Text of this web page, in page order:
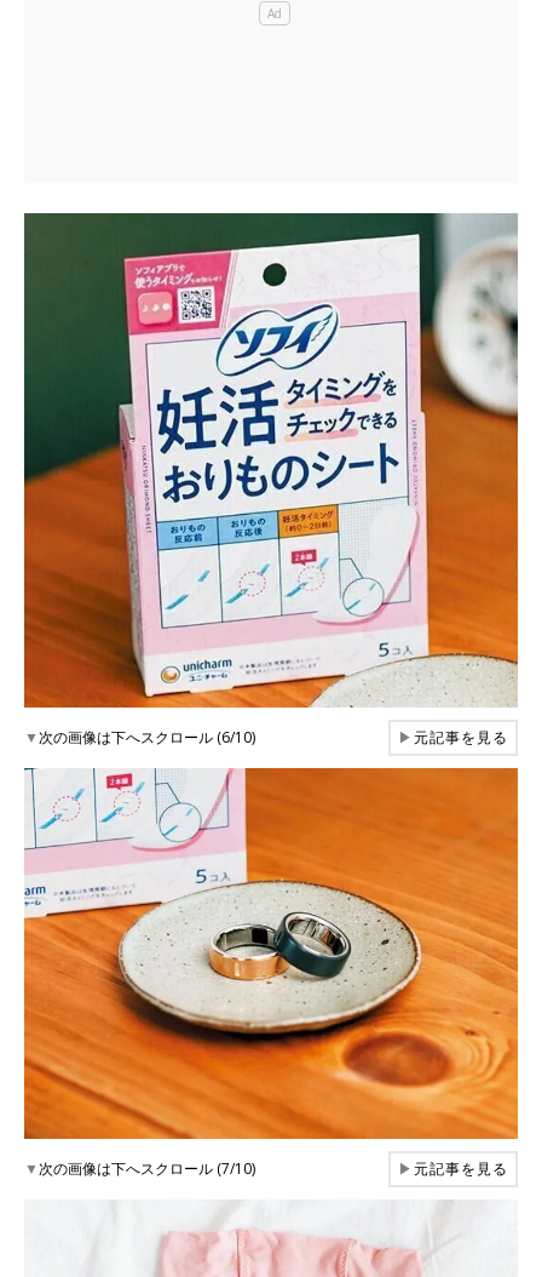
▼次の画像は下へスクロール (6/10) ▶元記事を見る
▼次の画像は下へスクロール (7/10) ▶元記事を見る